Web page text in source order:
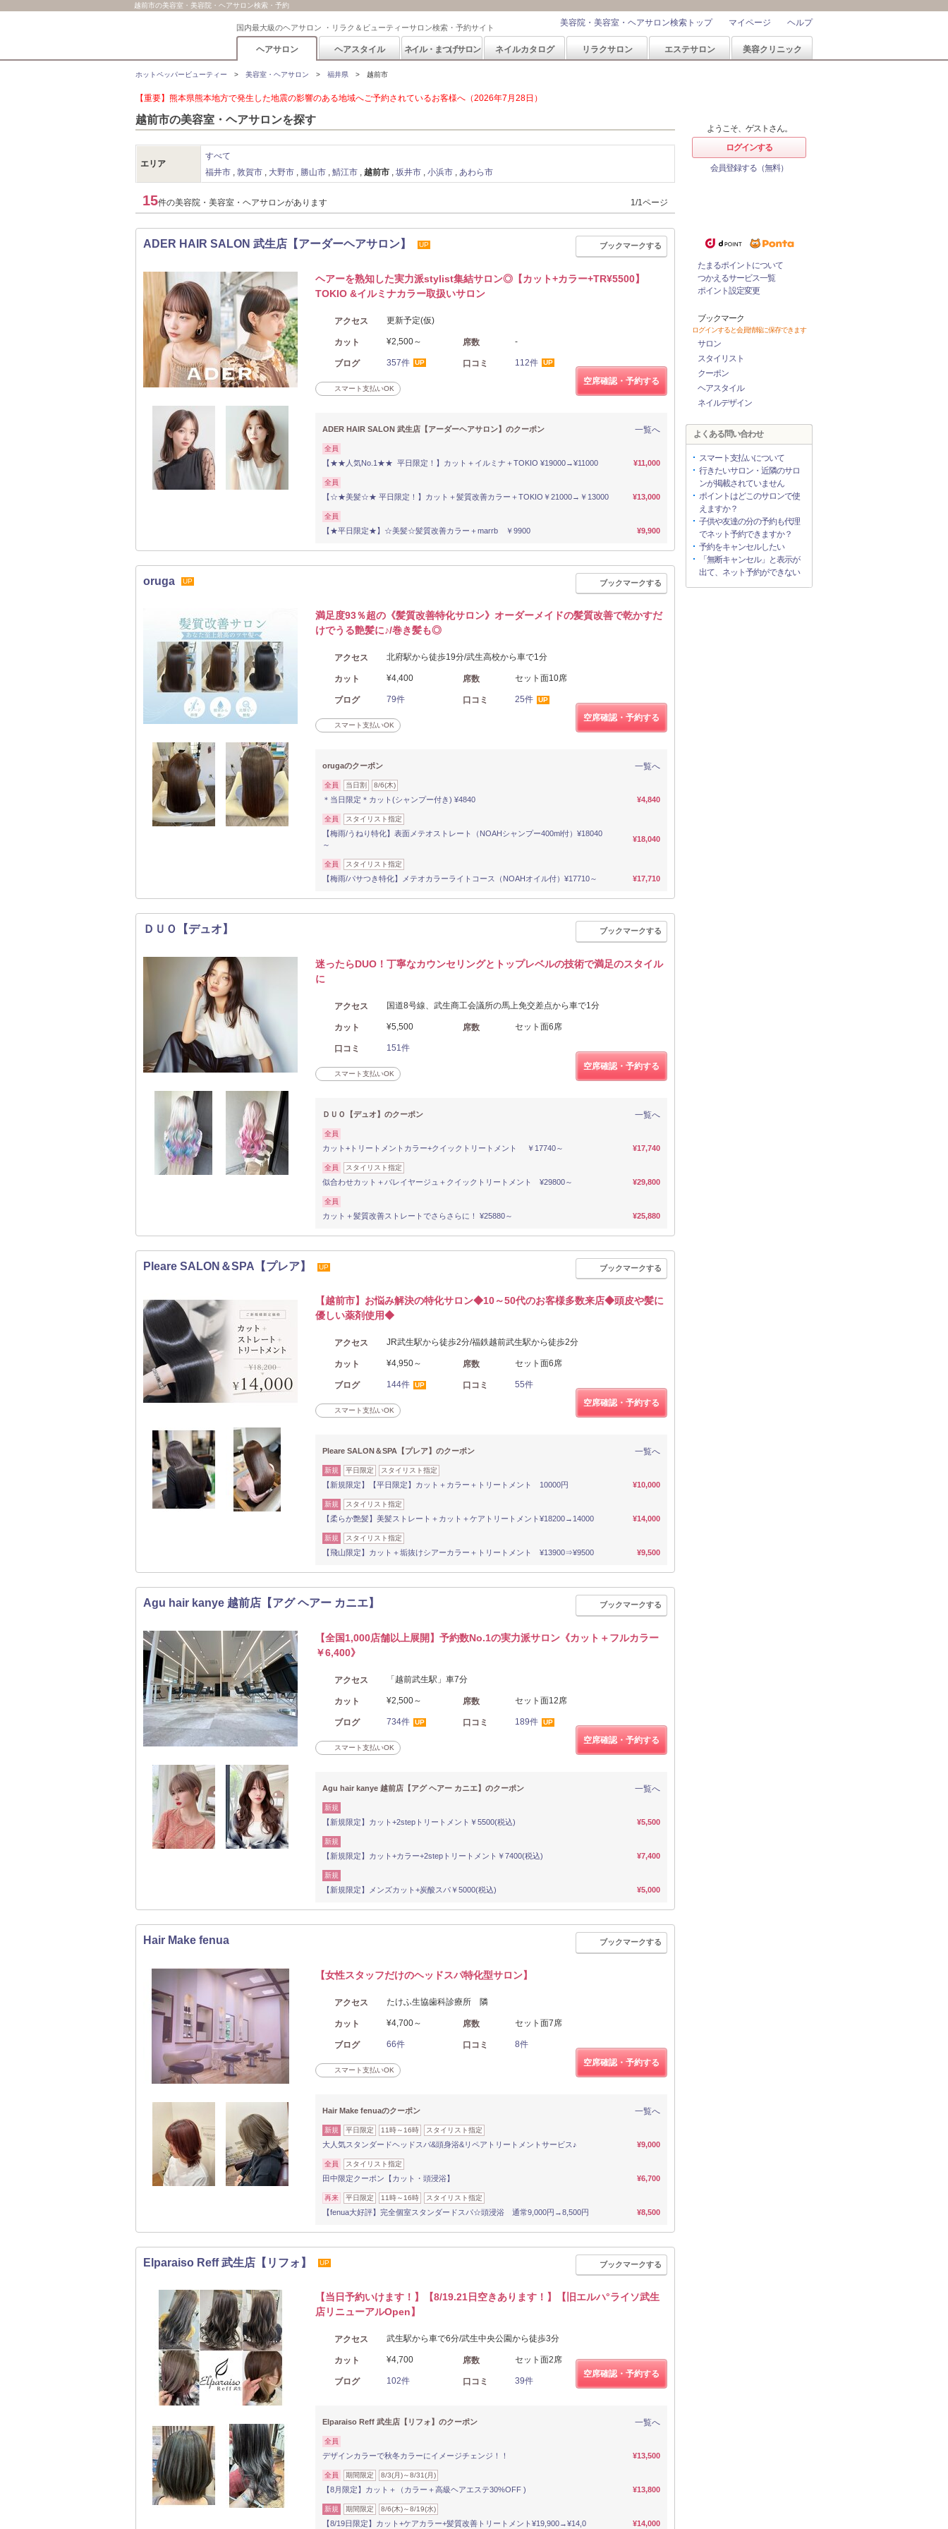
越前市の美容室・美容院・ヘアサロン検索・予約
国内最大級のヘアサロン ・リラク＆ビューティーサロン検索・予約サイト ヘルプ
マイページ
美容院・美容室・ヘアサロン検索トップ
ヘアサロン ヘアスタイル ネイル・まつげサロン ネイルカタログ リラクサロン エステサロン 美容クリニック
ホットペッパービューティー 美容室・ヘアサロン 福井県 越前市
【重要】熊本県熊本地方で発生した地震の影響のある地域へご予約されているお客様へ（2026年7月28日）
越前市の美容室・ヘアサロンを探す
エリア
すべて
福井市
敦賀市 大野市 勝山市 鯖江市 越前市 坂井市 小浜市 あわら市
15件の美容院・美容室・ヘアサロンがあります 1/1ページ
ADER HAIR SALON 武生店【アーダーヘアサロン】 UP ブックマークする
ヘアーを熟知した実力派stylist集結サロン◎【カット+カラー+TR¥5500】
TOKIO &イルミナカラー取扱いサロン
アクセス 更新予定(仮)
カット ¥2,500～ 席数 -
ブログ 357件 UP 口コミ 112件 UP
スマート支払いOK
空席確認・予約する
ADER HAIR SALON 武生店【アーダーヘアサロン】のクーポン 一覧へ
全員
【★★人気No.1★★ 平日限定！】カット＋イルミナ＋TOKIO ¥19000→¥11000 ¥11,000
全員
【☆★美髪☆★ 平日限定！】カット＋髪質改善カラー＋TOKIO￥21000→￥13000 ¥13,000
全員
【★平日限定★】☆美髪☆髪質改善カラー＋marrb ￥9900 ¥9,900
oruga UP ブックマークする
満足度93％超の《髪質改善特化サロン》オーダーメイドの髪質改善で乾かすだ
けでうる艶髪に♪/巻き髪も◎
アクセス 北府駅から徒歩19分/武生高校から車で1分
カット ¥4,400 席数 セット面10席
ブログ 79件 口コミ 25件 UP
スマート支払いOK
空席確認・予約する
orugaのクーポン 一覧へ
全員 当日割 8/6(木)
＊当日限定＊カット(シャンプー付き) ¥4840 ¥4,840
全員 スタイリスト指定
【梅雨/うねり特化】表面メテオストレート（NOAHシャンプー400ml付）¥18040
～
¥18,040
全員 スタイリスト指定
【梅雨/パサつき特化】メテオカラーライトコース（NOAHオイル付）¥17710～ ¥17,710
ＤＵＯ【デュオ】 ブックマークする
迷ったらDUO！丁寧なカウンセリングとトップレベルの技術で満足のスタイル
に
アクセス 国道8号線、武生商工会議所の馬上免交差点から車で1分
カット ¥5,500 席数 セット面6席
口コミ 151件
スマート支払いOK
空席確認・予約する
ＤＵＯ【デュオ】のクーポン 一覧へ
全員
カット+トリートメントカラー+クイックトリートメント ￥17740～ ¥17,740
全員 スタイリスト指定
似合わせカット＋バレイヤージュ＋クイックトリートメント ¥29800～ ¥29,800
全員
カット＋髪質改善ストレートでさらさらに！ ¥25880～ ¥25,880
Pleare SALON＆SPA【プレア】 UP ブックマークする
【越前市】お悩み解決の特化サロン◆10～50代のお客様多数来店◆頭皮や髪に
優しい薬剤使用◆
アクセス JR武生駅から徒歩2分/福鉄越前武生駅から徒歩2分
カット ¥4,950～ 席数 セット面6席
ブログ 144件 UP 口コミ 55件
スマート支払いOK
空席確認・予約する
Pleare SALON＆SPA【プレア】のクーポン 一覧へ
新規 平日限定 スタイリスト指定
【新規限定】【平日限定】カット＋カラー＋トリートメント 10000円 ¥10,000
新規 スタイリスト指定
【柔らか艶髪】美髪ストレート＋カット＋ケアトリートメント¥18200→14000 ¥14,000
新規 スタイリスト指定
【飛山限定】カット＋垢抜けシアーカラー＋トリートメント ¥13900⇒¥9500 ¥9,500
Agu hair kanye 越前店【アグ ヘアー カニエ】 ブックマークする
【全国1,000店舗以上展開】予約数No.1の実力派サロン《カット＋フルカラー
￥6,400》
アクセス 「越前武生駅」車7分
カット ¥2,500～ 席数 セット面12席
ブログ 734件 UP 口コミ 189件 UP
スマート支払いOK
空席確認・予約する
Agu hair kanye 越前店【アグ ヘアー カニエ】のクーポン 一覧へ
新規
【新規限定】カット+2stepトリートメント￥5500(税込) ¥5,500
新規
【新規限定】カット+カラー+2stepトリートメント￥7400(税込) ¥7,400
新規
【新規限定】メンズカット+炭酸スパ￥5000(税込) ¥5,000
Hair Make fenua ブックマークする
【女性スタッフだけのヘッドスパ特化型サロン】
アクセス たけふ生協歯科診療所 隣
カット ¥4,700～ 席数 セット面7席
ブログ 66件 口コミ 8件
スマート支払いOK
空席確認・予約する
Hair Make fenuaのクーポン 一覧へ
新規 平日限定 11時～16時 スタイリスト指定
大人気スタンダードヘッドスパ&頭身浴&リペアトリートメントサービス♪ ¥9,000
全員 スタイリスト指定
田中限定クーポン【カット・頭浸浴】 ¥6,700
再来 平日限定 11時～16時 スタイリスト指定
【fenua大好評】完全個室スタンダードスパ☆頭浸浴 通常9,000円→8,500円 ¥8,500
Elparaiso Reff 武生店【リフォ】 UP ブックマークする
【当日予約いけます！】【8/19.21日空きあります！】【旧エルハ°ライソ武生
店リニューアルOpen】
アクセス 武生駅から車で6分/武生中央公園から徒歩3分
カット ¥4,700 席数 セット面2席
ブログ 102件 口コミ 39件
空席確認・予約する
Elparaiso Reff 武生店【リフォ】のクーポン 一覧へ
全員
デザインカラーで秋冬カラーにイメージチェンジ！！ ¥13,500
全員 期間限定 8/3(月)～8/31(月)
【8月限定】カット＋（カラー＋高級ヘアエステ30%OFF ) ¥13,800
新規 期間限定 8/6(木)～8/19(水)
【8/19日限定】カット+ケアカラー+髪質改善トリートメント¥19,900→¥14,0 ¥14,000
ようこそ、ゲストさん。
ログインする
会員登録する（無料）
たまるポイントについて
つかえるサービス一覧
ポイント設定変更
ブックマーク
ログインすると会員情報に保存できます
サロン
スタイリスト
クーポン
ヘアスタイル
ネイルデザイン
よくある問い合わせ
スマート支払いについて
行きたいサロン・近隣のサロ
ンが掲載されていません
ポイントはどこのサロンで使
えますか？
子供や友達の分の予約も代理
でネット予約できますか？
予約をキャンセルしたい
「無断キャンセル」と表示が
出て、ネット予約ができない